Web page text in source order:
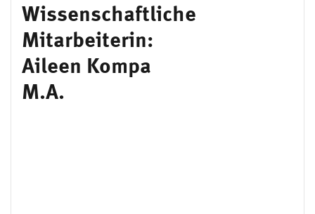
Wissenschaftliche
Mitarbeiterin:
Aileen Kompa
M.A.